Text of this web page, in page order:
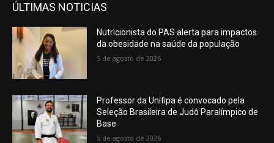
ÚLTIMAS NOTICIAS
Nutricionista do PAS alerta para impactos
da obesidade na saúde da população
5 de agosto de 2026
Professor da Unifipa é convocado pela
Seleção Brasileira de Judô Paralímpico de
Base
5 de agosto de 2026